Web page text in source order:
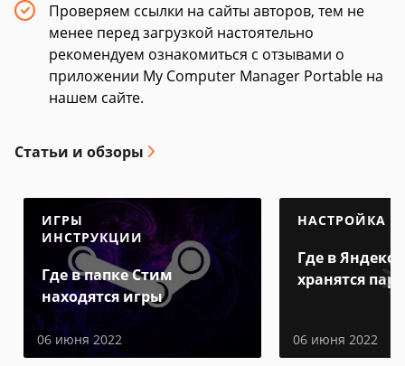
Проверяем ссылки на сайты авторов, тем не
менее перед загрузкой настоятельно
рекомендуем ознакомиться с отзывами о
приложении My Computer Manager Portable на
нашем сайте.
Статьи и обзоры
ИГРЫ
ИНСТРУКЦИИ
Где в папке Стим
находятся игры
06 июня 2022
НАСТРОЙКА
Где в Яндекс
хранятся
06 июня 2022